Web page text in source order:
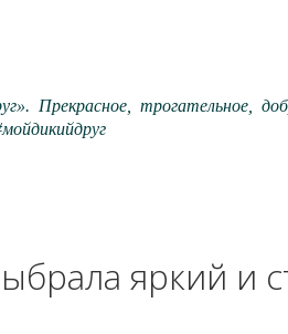
Прекрасное, трогательное,
яркий и